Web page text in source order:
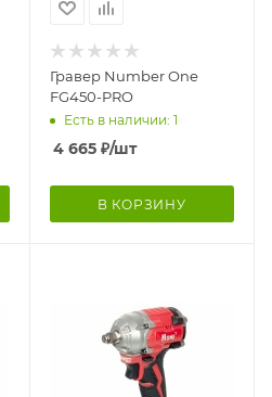
Гравер Number One
FG450-PRO
Есть в наличии: 1
4 665₽/шт
В КОРЗИНУ